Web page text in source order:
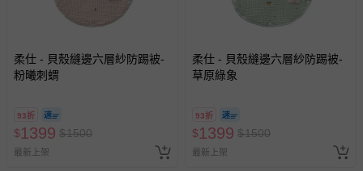
柔仕 - 貝殼縫邊六層紗防踢被-
粉曦刺蝟
93折
$1399 $1500
最新上架
柔仕 - 貝殼縫邊六層紗防踢被-
草原綠象
93折
$1399 $1500
最新上架